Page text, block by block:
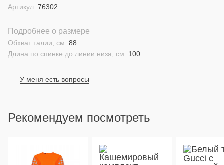
Артикул: 76302
Подробнее о размере
Длина по спинке до линии низа, см: 100
Обхват талии, см: 88
У меня есть вопросы
Рекомендуем посмотреть